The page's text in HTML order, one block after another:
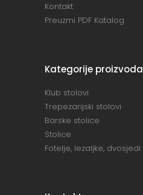
Kontakt
Preuzmi PDF Katalog
Kategorije proizvoda
Klub stolovi
Trepezarijski stolovi
Barske stolice
Stolice
Fotelje, lezaljke, dvosjedi